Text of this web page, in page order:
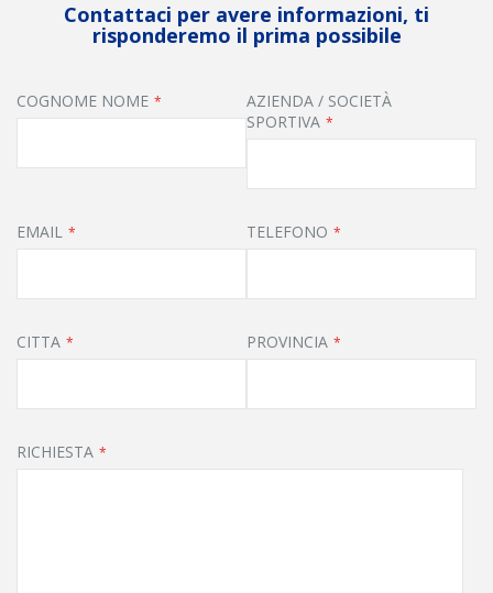
Contattaci per avere informazioni, ti
risponderemo il prima possibile
COGNOME NOME
AZIENDA / SOCIETÀ
SPORTIVA
EMAIL TELEFONO
CITTA PROVINCIA
RICHIESTA